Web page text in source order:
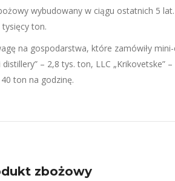
wybudowany w ciągu ostatnich 5
ton.
na gospodarstwa, które zamówiły mini-
– 2,8 tys. ton, LLC
ton na godzinę.
zbożowy